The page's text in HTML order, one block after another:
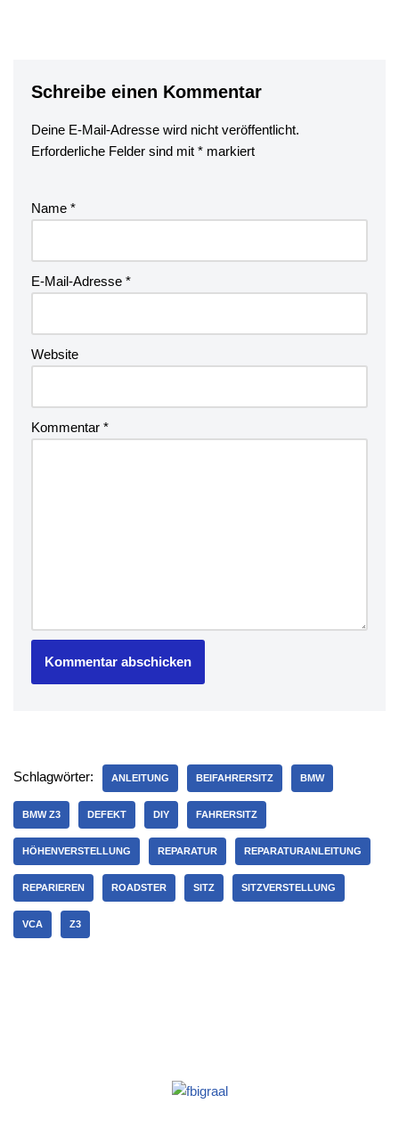
Schreibe einen Kommentar
Deine E-Mail-Adresse wird nicht veröffentlicht.
Erforderliche Felder sind mit * markiert
Name *
E-Mail-Adresse *
Website
Kommentar *
Schlagwörter: ANLEITUNG BEIFAHRERSITZ BMW
BMW Z3 DEFEKT DIY FAHRERSITZ
HÖHENVERSTELLUNG REPARATUR REPARATURANLEITUNG
REPARIEREN ROADSTER SITZ SITZVERSTELLUNG
VCA Z3